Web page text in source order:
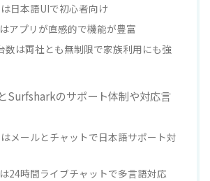
日本語UIで初心者向け
アプリが直感的で機能が豊富
数は両社とも無制限で家族利用にも強
Surfsharkのサポート体制や対応言
メールとチャットで日本語サポート対
24時間ライブチャットで多言語対応